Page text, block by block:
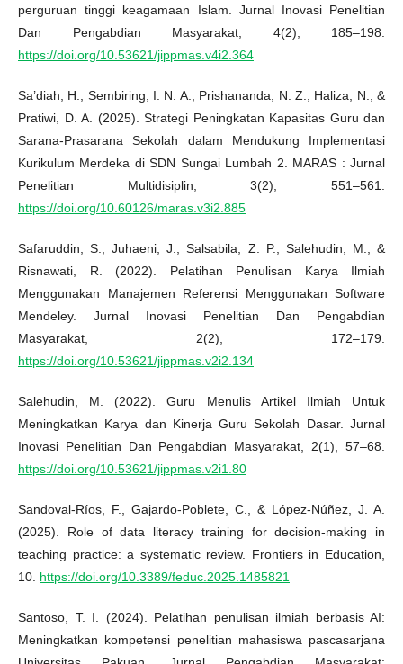
perguruan tinggi keagamaan Islam. Jurnal Inovasi Penelitian
Dan Pengabdian Masyarakat, 4(2), 185–198.
https://doi.org/10.53621/jippmas.v4i2.364
Sa’diah, H., Sembiring, I. N. A., Prishananda, N. Z., Haliza, N., &
Pratiwi, D. A. (2025). Strategi Peningkatan Kapasitas Guru dan
Sarana-Prasarana Sekolah dalam Mendukung Implementasi
Kurikulum Merdeka di SDN Sungai Lumbah 2. MARAS : Jurnal
Penelitian Multidisiplin, 3(2), 551–561.
https://doi.org/10.60126/maras.v3i2.885
Safaruddin, S., Juhaeni, J., Salsabila, Z. P., Salehudin, M., &
Risnawati, R. (2022). Pelatihan Penulisan Karya Ilmiah
Menggunakan Manajemen Referensi Menggunakan Software
Mendeley. Jurnal Inovasi Penelitian Dan Pengabdian
Masyarakat, 2(2), 172–179.
https://doi.org/10.53621/jippmas.v2i2.134
Salehudin, M. (2022). Guru Menulis Artikel Ilmiah Untuk
Meningkatkan Karya dan Kinerja Guru Sekolah Dasar. Jurnal
Inovasi Penelitian Dan Pengabdian Masyarakat, 2(1), 57–68.
https://doi.org/10.53621/jippmas.v2i1.80
Sandoval-Ríos, F., Gajardo-Poblete, C., & López-Núñez, J. A.
(2025). Role of data literacy training for decision-making in
teaching practice: a systematic review. Frontiers in Education,
10. https://doi.org/10.3389/feduc.2025.1485821
Santoso, T. I. (2024). Pelatihan penulisan ilmiah berbasis AI:
Meningkatkan kompetensi penelitian mahasiswa pascasarjana